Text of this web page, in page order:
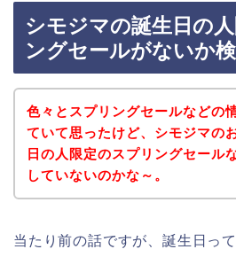
シモジマの誕生日の
ングセールがないか
色々とスプリングセールなどの
ていて思ったけど、シモジマの
日の人限定のスプリングセール
していないのかな～。
当たり前の話ですが、誕生日っ